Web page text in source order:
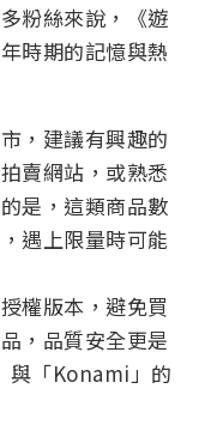
粉絲來說，《遊
時期的記憶與熱
，建議有興趣的
賣網站，或熟悉
是，這類商品數
遇上限量時可能
權版本，避免買
，品質安全更是
與「Konami」的